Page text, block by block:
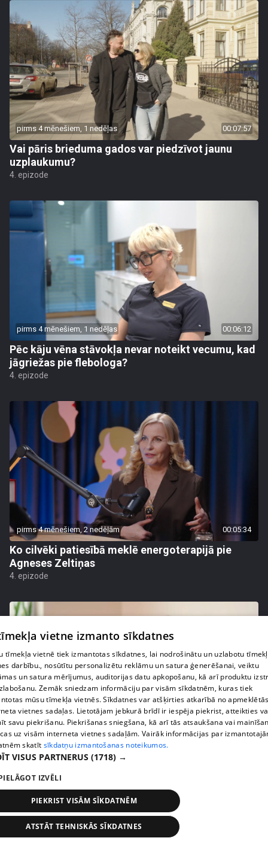
pirms 4 mēnešiem, 1 nedēļas 00:07:57
Vai pāris brieduma gados var piedzīvot jaunu
uzplaukumu?
4. epizode
pirms 4 mēnešiem, 1 nedēļas 00:06:12
Pēc kāju vēna stāvokļa nevar noteikt vecumu, kad
jāgriežas pie flebologa?
4. epizode
pirms 4 mēnešiem, 2 nedēļām 00:05:34
Ko cilvēki patiesībā meklē energoterapijā pie
Agneses Zeltiņas
4. epizode
pirms 4 mēnešiem, 2 nedēļām 00:06:08
Lolita Neimane liek aizmirst diētas un skaidro kas
patiesībā strādā pēc 40
3. epizode
vietne izmanto sīkdatnes
tīmekļa vietnē tiek izmantotas sīkdatnes, lai nodrošinātu un uzlabotu
darbību., nosūtītu personalizētu reklāmu un satura ģenerēšanai, veiktu
un satura mērījumus, auditorijas datu apkopošanu, kā arī produktu
Zemāk sniedzam informāciju par visām sīkdatnēm, kuras tiek
mūsu tīmekļa vietnēs. Sīkdatnes var atšķirties atkarībā no
vietnes sadaļas. Lietotājam jebkurā brīdī ir iespēja piekrist, atteikties
savu piekrišanu. Piekrišanas sniegšana, kā arī tās atsaukšana vai
uz visām interneta vietnes sadaļām. Vairāk informācijas par
skatīt sīkdatņu izmantošanas noteikumos.
VISUS PARTNERUS (1718) →
IZVĒLI
PIEKRIST VISĀM SĪKDATNĒM
ATSTĀT TEHNISKĀS SĪKDATNES